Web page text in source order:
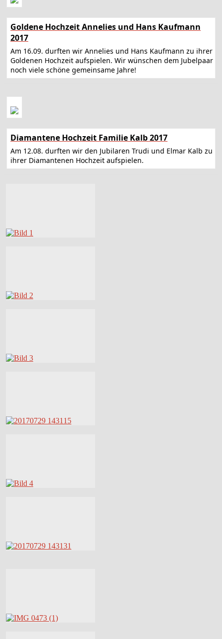
Goldene Hochzeit Annelies und Hans Kaufmann
2017
Am 16.09. durften wir Annelies und Hans Kaufmann zu ihrer
Goldenen Hochzeit aufspielen. Wir wünschen dem Jubelpaar
noch viele schöne gemeinsame Jahre!
Diamantene Hochzeit Familie Kalb 2017
Am 12.08. durften wir den Jubilaren Trudi und Elmar Kalb zu
ihrer Diamantenen Hochzeit aufspielen.